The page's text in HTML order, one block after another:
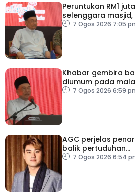
Peruntukan RM1 juta
selenggara
kem ATM Melaka
7 Ogos 2026 7:05
Khabar gembira
diumum pada
ambang merdeka
7 Ogos 2026 6:59
AGC perjelas
balik pertuduhan
terhadap Nicky
7 Ogos 2026 6:54